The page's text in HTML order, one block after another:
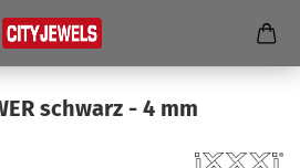
schwarz - 4 mm